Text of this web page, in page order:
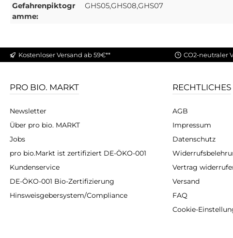
Gefahrenpiktogr
amme:
GHS05,GHS08,GHS07
Kostenloser Versand ab 59€** CO2-neutraler
PRO BIO. MARKT
Newsletter
Über pro bio. MARKT
Jobs
pro bio.Markt ist zertifiziert DE-ÖKO-001
Kundenservice
DE-ÖKO-001 Bio-Zertifizierung
Hinsweisgebersystem/Compliance
RECHTLICHES
AGB
Impressum
Datenschutz
Vertrag
Versand
FAQ
Cookie-